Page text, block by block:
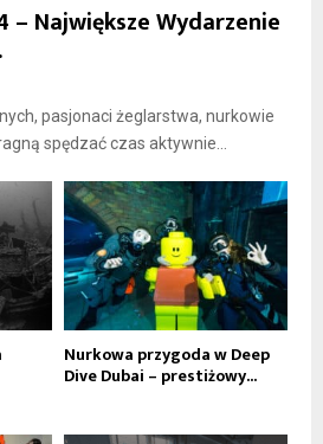
– Największe Wydarzenie
pasjonaci żeglarstwa, nurkowie
spędzać czas aktywnie...
Nurkowa przygoda w Deep
Dive Dubai – prestiżowy...